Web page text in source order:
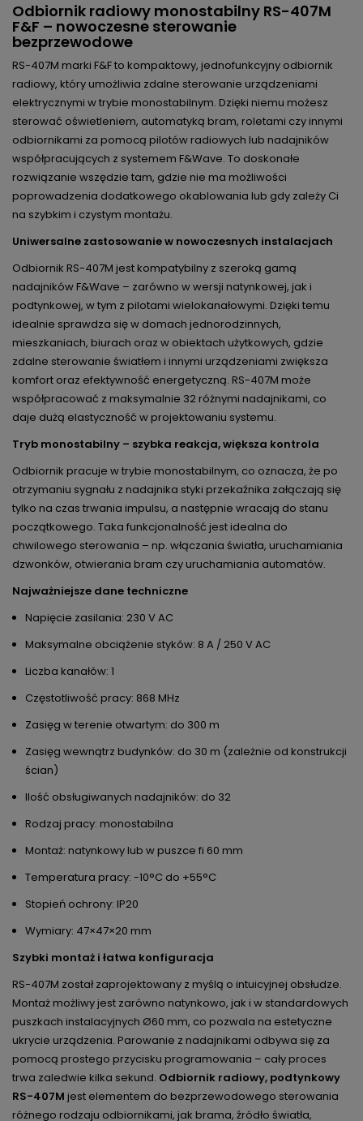
Odbiornik radiowy monostabilny RS-407M
F&F – nowoczesne sterowanie
bezprzewodowe
RS-407M marki F&F to kompaktowy, jednofunkcyjny odbiornik
radiowy, który umożliwia zdalne sterowanie urządzeniami
elektrycznymi w trybie monostabilnym. Dzięki niemu możesz
sterować oświetleniem, automatyką bram, roletami czy innymi
odbiornikami za pomocą pilotów radiowych lub nadajników
współpracujących z systemem F&Wave. To doskonałe
rozwiązanie wszędzie tam, gdzie nie ma możliwości
poprowadzenia dodatkowego okablowania lub gdy zależy Ci
na szybkim i czystym montażu.
Uniwersalne zastosowanie w nowoczesnych instalacjach
Odbiornik RS-407M jest kompatybilny z szeroką gamą
nadajników F&Wave – zarówno w wersji natynkowej, jak i
podtynkowej, w tym z pilotami wielokanałowymi. Dzięki temu
idealnie sprawdza się w domach jednorodzinnych,
mieszkaniach, biurach oraz w obiektach użytkowych, gdzie
zdalne sterowanie światłem i innymi urządzeniami zwiększa
komfort oraz efektywność energetyczną. RS-407M może
współpracować z maksymalnie 32 różnymi nadajnikami, co
daje dużą elastyczność w projektowaniu systemu.
Tryb monostabilny – szybka reakcja, większa kontrola
Odbiornik pracuje w trybie monostabilnym, co oznacza, że po
otrzymaniu sygnału z nadajnika styki przekaźnika załączają się
tylko na czas trwania impulsu, a następnie wracają do stanu
początkowego. Taka funkcjonalność jest idealna do
chwilowego sterowania – np. włączania światła, uruchamiania
dzwonków, otwierania bram czy uruchamiania automatów.
Najważniejsze dane techniczne
Napięcie zasilania: 230 V AC
Maksymalne obciążenie styków: 8 A / 250 V AC
Liczba kanałów: 1
Częstotliwość pracy: 868 MHz
Zasięg w terenie otwartym: do 300 m
Zasięg wewnątrz budynków: do 30 m (zależnie od konstrukcji
ścian)
Ilość obsługiwanych nadajników: do 32
Rodzaj pracy: monostabilna
Montaż: natynkowy lub w puszce fi 60 mm
Temperatura pracy: -10°C do +55°C
Stopień ochrony: IP20
Wymiary: 47×47×20 mm
Szybki montaż i łatwa konfiguracja
RS-407M został zaprojektowany z myślą o intuicyjnej obsłudze.
Montaż możliwy jest zarówno natynkowo, jak i w standardowych
puszkach instalacyjnych Ø60 mm, co pozwala na estetyczne
ukrycie urządzenia. Parowanie z nadajnikami odbywa się za
pomocą prostego przycisku programowania – cały proces
trwa zaledwie kilka sekund. Odbiornik radiowy, podtynkowy
RS-407M jest elementem do bezprzewodowego sterowania
różnego rodzaju odbiornikami, jak brama, źródło światła,